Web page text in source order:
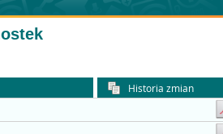
Historia zmian